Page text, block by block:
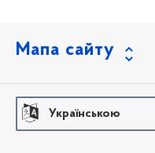
Мапа сайту
Українською